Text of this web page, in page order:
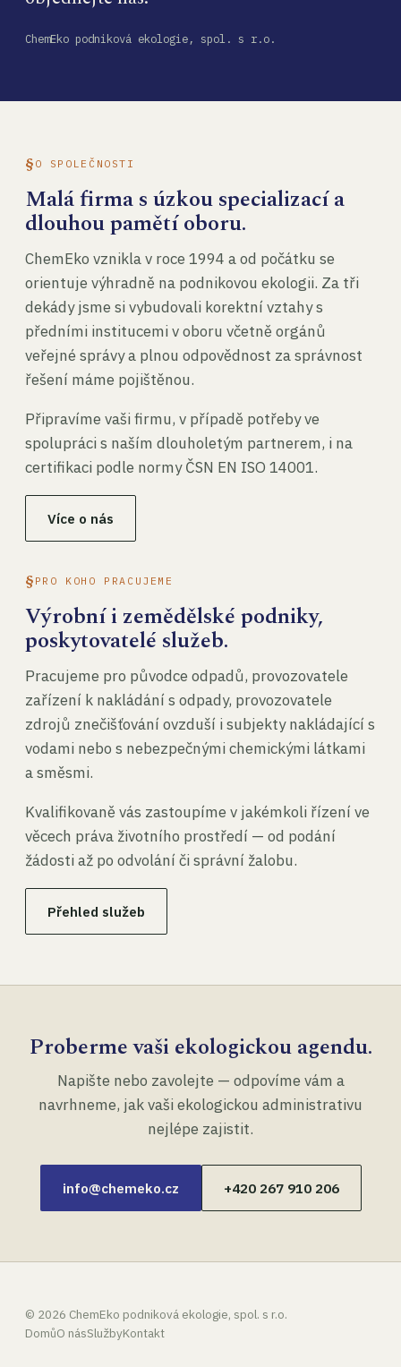
ChemEko podniková ekologie, spol. s r.o.
O SPOLEČNOSTI
Malá firma s úzkou specializací a
dlouhou pamětí oboru.
ChemEko vznikla v roce 1994 a od počátku se
orientuje výhradně na podnikovou ekologii. Za tři
dekády jsme si vybudovali korektní vztahy s
předními institucemi v oboru včetně orgánů
veřejné správy a plnou odpovědnost za správnost
řešení máme pojištěnou.
Připravíme vaši firmu, v případě potřeby ve
spolupráci s naším dlouholetým partnerem, i na
certifikaci podle normy ČSN EN ISO 14001.
Více o nás
PRO KOHO PRACUJEME
Výrobní i zemědělské podniky,
poskytovatelé služeb.
Pracujeme pro původce odpadů, provozovatele
zařízení k nakládání s odpady, provozovatele
zdrojů znečišťování ovzduší i subjekty nakládající s
vodami nebo s nebezpečnými chemickými látkami
a směsmi.
Kvalifikovaně vás zastoupíme v jakémkoli řízení ve
věcech práva životního prostředí — od podání
žádosti až po odvolání či správní žalobu.
Přehled služeb
Proberme vaši ekologickou agendu.
Napište nebo zavolejte — odpovíme vám a
navrhneme, jak vaši ekologickou administrativu
nejlépe zajistit.
info@chemeko.cz +420 267 910 206
© 2026 ChemEko podniková ekologie, spol. s r.o.
DomůO násSlužbyKontakt